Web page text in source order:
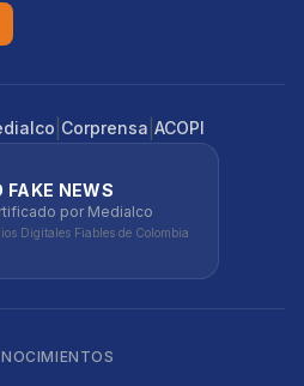
Corprensa ACOPI
FAKE NEWS
por Medialco
Digitales Fiables de Colombia